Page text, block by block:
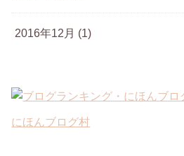
2016年12月 (1)
にほんブログ村